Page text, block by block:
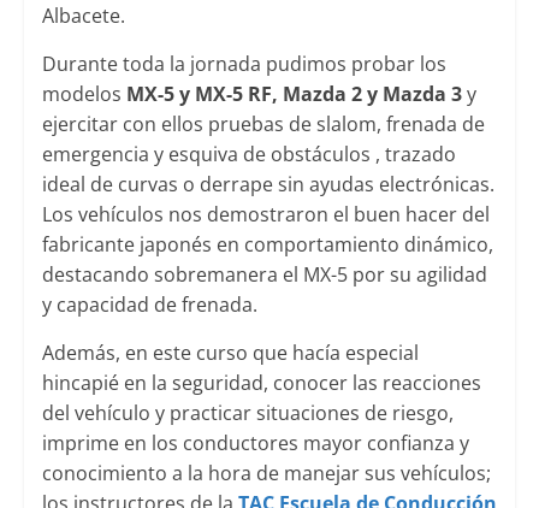
Albacete.
Durante toda la jornada pudimos probar los
modelos MX-5 y MX-5 RF, Mazda 2 y Mazda 3y
ejercitar con ellos pruebas de slalom, frenada de
emergencia y esquiva de obstáculos , trazado
ideal de curvas o derrape sin ayudas electrónicas.
Los vehículos nos demostraron el buen hacer del
fabricante japonés en comportamiento dinámico,
destacando sobremanera el MX-5 por su agilidad
y capacidad de frenada.
Además, en este curso que hacía especial
hincapié en la seguridad, conocer las reacciones
del vehículo y practicar situaciones de riesgo,
imprime en los conductores mayor confianza y
conocimiento a la hora de manejar sus vehículos;